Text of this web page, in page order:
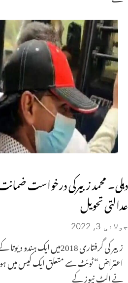
عدالتی تحویل
جولائی 3, 2022
زبیر کی گرفتاری 2018میں
اعتراض“ ٹوئٹ سے متعلق ایک کیس میں
نے الٹ نیوز کے